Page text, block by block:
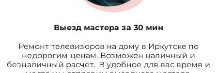
Выезд мастера за 30 мин
Ремонт телевизоров на дому в Иркутске по
недорогим ценам. Возможен наличный и
безналичный расчет. В удобное для вас время и